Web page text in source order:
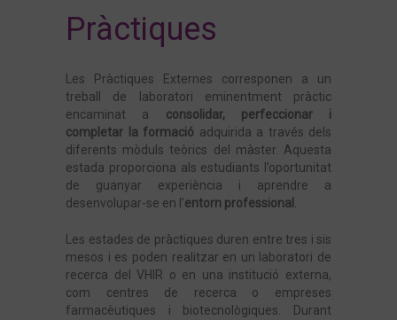
Pràctiques
Les Pràctiques Externes corresponen a un
treball de laboratori eminentment pràctic
encaminat a consolidar, perfeccionar i
completar la formació adquirida a través dels
diferents mòduls teòrics del màster. Aquesta
estada proporciona als estudiants l’oportunitat
de guanyar experiència i aprendre a
desenvolupar-se en l’entorn professional .
Les estades de pràctiques duren entre tres i sis
mesos i es poden realitzar en un laboratori de
recerca del VHIR o en una institució externa,
com centres de recerca o empreses
farmacèutiques i biotecnològiques. Durant